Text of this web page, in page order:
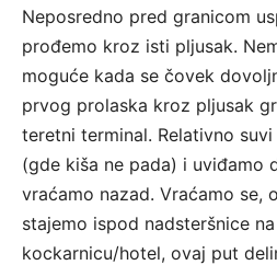
Neposredno pred granicom
prođemo kroz isti pljusak.
moguće kada se čovek
prvog prolaska kroz pljusak
teretni terminal. Relativno
(gde kiša ne pada) i uviđamo
vraćamo nazad. Vraćamo se,
stajemo ispod nadsteršnice
kockarnicu/hotel, ovaj put